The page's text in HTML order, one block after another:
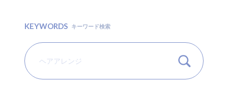
KEYWORDS キーワード検索